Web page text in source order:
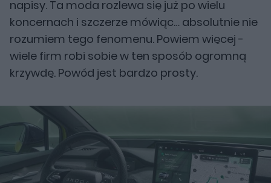
napisy. Ta moda rozlewa się już po wielu
koncernach i szczerze mówiąc… absolutnie nie
rozumiem tego fenomenu. Powiem więcej -
wiele firm robi sobie w ten sposób ogromną
krzywdę. Powód jest bardzo prosty.